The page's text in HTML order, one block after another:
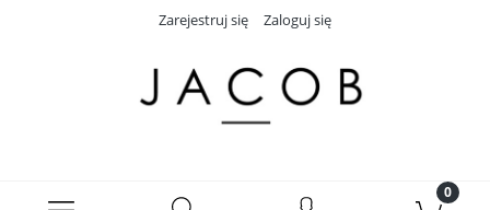
Zarejestruj się Zaloguj się